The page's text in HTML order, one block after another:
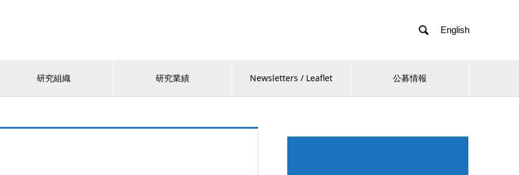
 English
研究組織 研究業績 Newsletters / Leaflet 公募情報